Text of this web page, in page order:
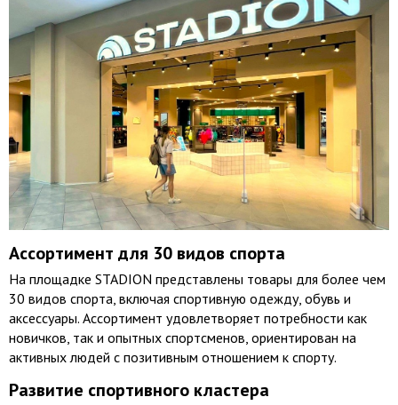
Ассортимент для 30 видов спорта
На площадке STADION представлены товары для более чем
30 видов спорта, включая спортивную одежду, обувь и
аксессуары. Ассортимент удовлетворяет потребности как
новичков, так и опытных спортсменов, ориентирован на
активных людей с позитивным отношением к спорту.
Развитие спортивного кластера